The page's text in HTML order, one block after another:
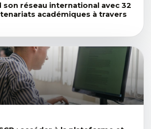
son réseau international avec 32
académiques à travers